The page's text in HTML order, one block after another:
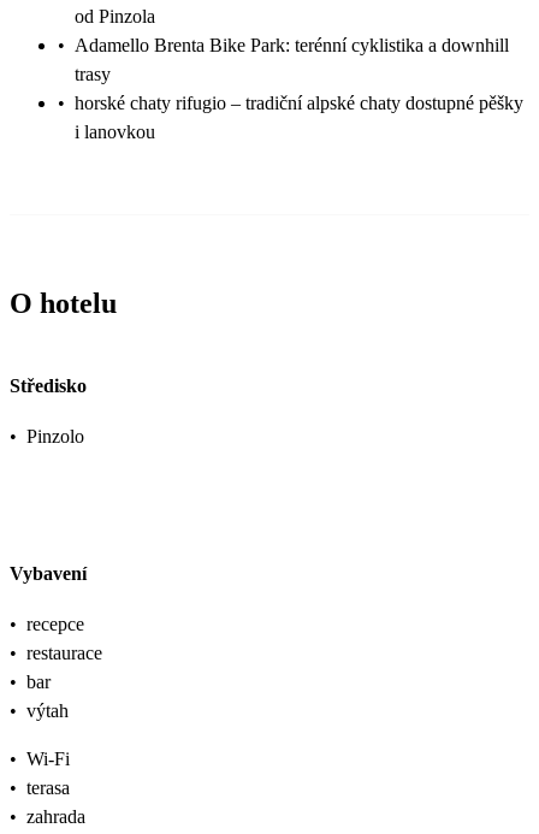
od Pinzola
• Adamello Brenta Bike Park: terénní cyklistika a downhill
trasy
• horské chaty rifugio – tradiční alpské chaty dostupné pěšky
i lanovkou
O hotelu
Středisko
• Pinzolo
Vybavení
• recepce
• restaurace
• bar
• výtah
• Wi-Fi
• terasa
• zahrada